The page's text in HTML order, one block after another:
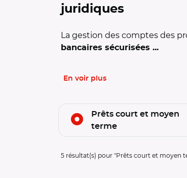
juridiques
La gestion des comptes des
bancaires sécurisées ...
En voir plus
Filtrer l'offre par thématiques
Prêts court et moyen
terme
Filtrage de l'offre sur la
5 résultat(s) pour "Prêts court et moyen